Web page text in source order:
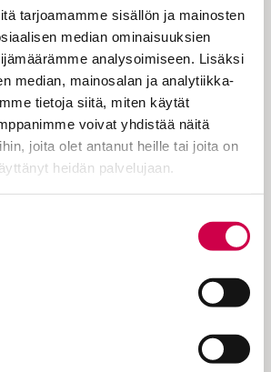
tarjoamamme sisällön ja mainosten
median ominaisuuksien
analysoimiseen. Lisäksi
median, mainosalan ja analytiikka-
tietoja siitä, miten käytät
voivat yhdistää näitä
joita olet antanut heille tai joita on
heidän palvelujaan.
toinen kristinuskon
Aiemminkin
eläneet eri kulttuureissa perin
suurin piirtein oivaltaa,
Linna tai Klaus Härö
kertoa, vaikka lukeekin tai
on aina saanut